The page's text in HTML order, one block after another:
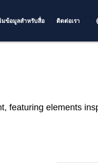
ข้อมูลสำหรับสื่อ ติดต่อเรา
featuring elements